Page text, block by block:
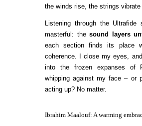
the winds rise, the strings
Listening through the
masterful: thesound layers
each section finds its place
coherence. I close my eyes,
into the frozen expanses of
whipping against my face – or
acting up? No matter.
Ibrahim Maalouf: A warming